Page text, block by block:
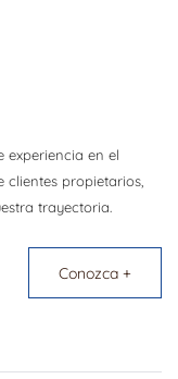
experiencia en el
propietarios,
trayectoria.
Conozca +